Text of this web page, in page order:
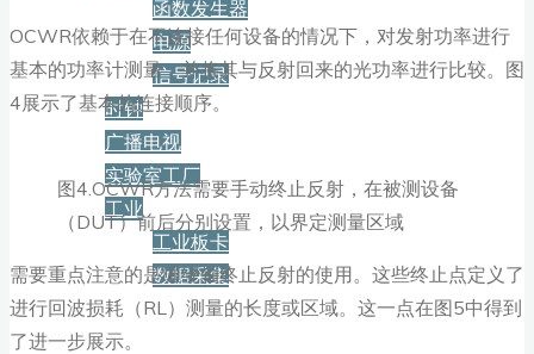
函数发生器
电源
信号记录
时钟
广播电视
实验室工厂
工业
工业板卡
数据采集
服务+保障
OCWR依赖于在不连接任何设备的情况下，对发射功率进行
基本的功率计测量，并将其与反射回来的光功率进行比较。图
4展示了基本的连接顺序。
图4.OCWR方法需要手动终止反射，在被测设备
（DUT）前后分别设置，以界定测量区域
需要重点注意的是缠绕轴终止反射的使用。这些终止点定义了
进行回波损耗（RL）测量的长度或区域。这一点在图5中得到
了进一步展示。